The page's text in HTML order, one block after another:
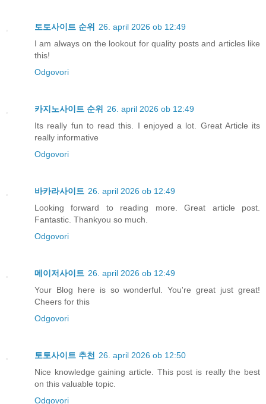
토토사이트 순위 26. april 2026 ob 12:49
I am always on the lookout for quality posts and articles like
this!
Odgovori
카지노사이트 순위 26. april 2026 ob 12:49
Its really fun to read this. I enjoyed a lot. Great Article its
really informative
Odgovori
바카라사이트 26. april 2026 ob 12:49
Looking forward to reading more. Great article post.
Fantastic. Thankyou so much.
Odgovori
메이저사이트 26. april 2026 ob 12:49
Your Blog here is so wonderful. You're great just great!
Cheers for this
Odgovori
토토사이트 추천 26. april 2026 ob 12:50
Nice knowledge gaining article. This post is really the best
on this valuable topic.
Odgovori